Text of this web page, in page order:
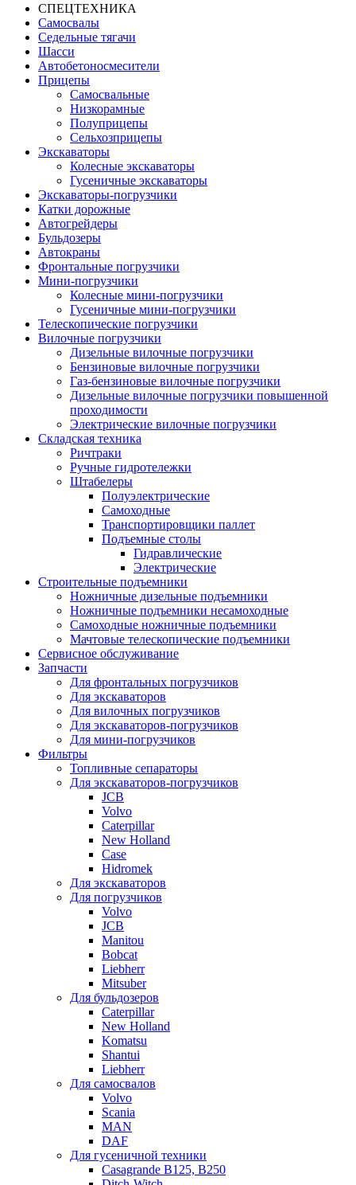
СПЕЦТЕХНИКА
Самосвалы
Седельные тягачи
Шасси
Автобетоно­смесители
Прицепы
Самосвальные
Низкорамные
Полуприцепы
Сельхозприцепы
Экскаваторы
Колесные экскаваторы
Гусеничные экскаваторы
Экскаваторы-погрузчики
Катки дорожные
Автогрейдеры
Бульдозеры
Автокраны
Фронтальные погрузчики
Мини-погрузчики
Колесные мини-погрузчики
Гусеничные мини-погрузчики
Телескопические погрузчики
Вилочные погрузчики
Дизельные вилочные погрузчики
Бензиновые вилочные погрузчики
Газ-бензиновые вилочные погрузчики
Дизельные вилочные погрузчики повышенной
проходимости
Электрические вилочные погрузчики
Складская техника
Ричтраки
Ручные гидротележки
Штабелеры
Полуэлектрические
Самоходные
Транспортировщики паллет
Подъемные столы
Гидравлические
Электрические
Строительные подъемники
Ножничные дизельные подъемники
Ножничные подъемники несамоходные
Самоходные ножничные подъемники
Мачтовые телескопические подъемники
Сервисное обслуживание
Запчасти
Для фронтальных погрузчиков
Для экскаваторов
Для вилочных погрузчиков
Для экскаваторов-погрузчиков
Для мини-погрузчиков
Фильтры
Топливные сепараторы
Для экскаваторов-погрузчиков
JCB
Volvo
Caterpillar
New Holland
Case
Hidromek
Для экскаваторов
Для погрузчиков
Volvo
JCB
Manitou
Bobcat
Liebherr
Mitsuber
Для бульдозеров
Caterpillar
New Holland
Komatsu
Shantui
Liebherr
Для самосвалов
Volvo
Scania
MAN
DAF
Для гусеничной техники
Casagrande B125, B250